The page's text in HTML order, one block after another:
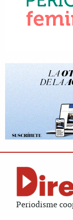
Periodisme